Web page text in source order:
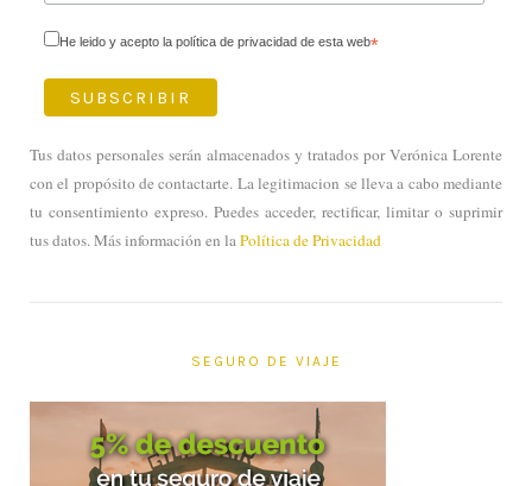
He leido y acepto la política de privacidad de esta web*
Tus datos personales serán almacenados y tratados por Verónica Lorente
con el propósito de contactarte. La legitimacion se lleva a cabo mediante
tu consentimiento expreso. Puedes acceder, rectificar, limitar o suprimir
tus datos. Más información en laPolítica de Privacidad
SEGURO DE VIAJE